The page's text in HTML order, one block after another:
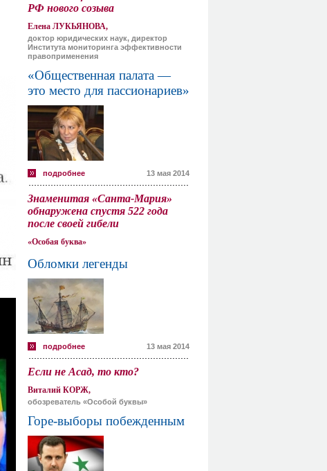
РФ нового созыва
Елена ЛУКЬЯНОВА,
доктор юридических наук, директор
Института мониторинга эффективности
правоприменения
«Общественная палата —
это место для пассионариев»
подробнее 13 мая 2014
Знаменитая «Санта-Мария»
обнаружена спустя 522 года
после своей гибели
«Особая буква»
Обломки легенды
подробнее 13 мая 2014
Если не Асад, то кто?
Виталий КОРЖ,
обозреватель «Особой буквы»
Горе-выборы побежденным